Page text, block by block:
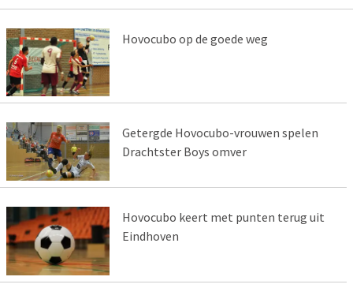
Hovocubo op de goede weg
Getergde Hovocubo-vrouwen spelen
Drachtster Boys omver
Hovocubo keert met punten terug uit
Eindhoven